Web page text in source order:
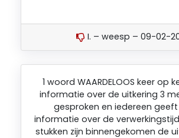
I. – weesp – 09-02-
1 woord WAARDELOOS keer op
informatie over de uitkering 3
gesproken en iedereen
informatie over de
stukken zijn binnengekomen de